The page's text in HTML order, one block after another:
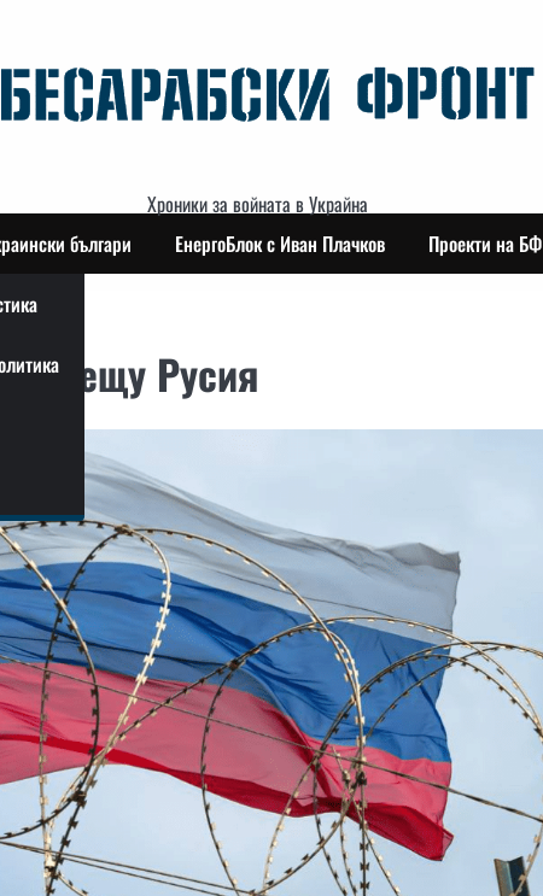
Хроники за войната в Украйна
българи ЕнергоБлок с Иван Плачков Проекти на БФ
срещу Русия